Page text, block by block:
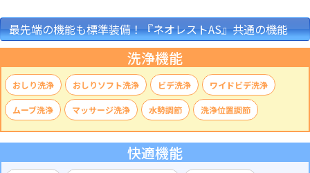
最先端の機能も標準装備！『ネオレストAS』共通の機能
洗浄機能
おしり洗浄 おしりソフト洗浄 ビデ洗浄 ワイドビデ洗浄
ムーブ洗浄 マッサージ洗浄 水勢調節 洗浄位置調節
快適機能